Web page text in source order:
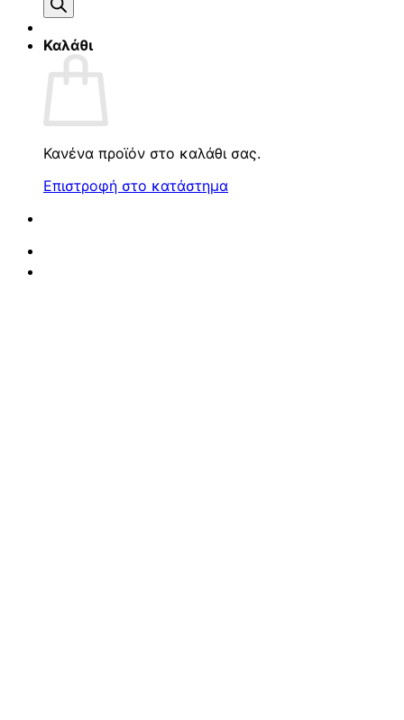
Καλάθι
Κανένα προϊόν στο καλάθι σας.
Επιστροφή στο κατάστημα